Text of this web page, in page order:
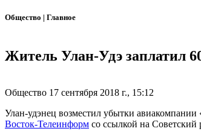
Общество | Главное
Житель Улан-Удэ заплатил
Общество 17 сентября 2018 г., 15:12
Улан-удэнец возместил убытки
Восток-Телеинформ со ссылкой на Советский